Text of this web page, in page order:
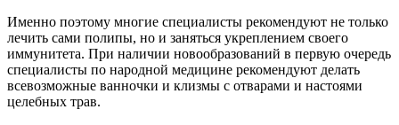
Именно поэтому многие специалисты рекомендуют не только
лечить сами полипы, но и заняться укреплением своего
иммунитета. При наличии новообразований в первую очередь
специалисты по народной медицине рекомендуют делать
всевозможные ванночки и клизмы с отварами и настоями
целебных трав.